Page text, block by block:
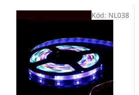
Kód: NL038